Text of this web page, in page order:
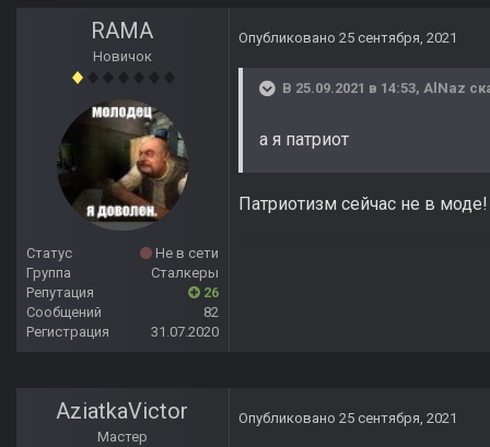
RAMA
Новичок
Статус
Не в сети
Группа
Сталкеры
Репутация
26
Сообщений
82
Регистрация
31.07.2020
Опубликовано 25 сентября, 2021
В 25.09.2021 в 14:53, AlNaz
а я патриот
Патриотизм сейчас не в моде!
AziatkaVictor
Мастер
Опубликовано 25 сентября, 2021